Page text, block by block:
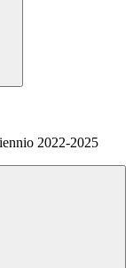
2022-2025